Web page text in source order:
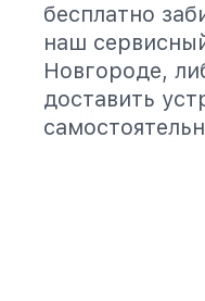
бесплатно
наш
Новгороде,
доставить